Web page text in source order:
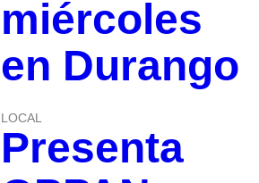
miércoles
en Durango
LOCAL
Presenta